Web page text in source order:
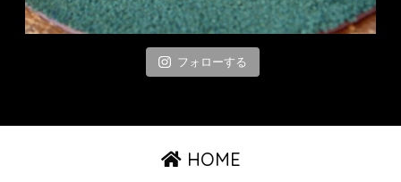
フォローする
HOME